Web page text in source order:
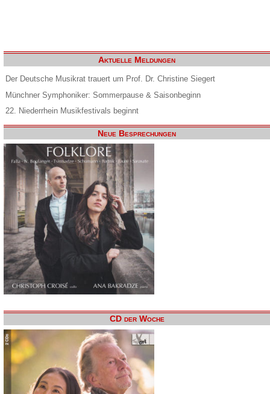
Aktuelle Meldungen
Der Deutsche Musikrat trauert um Prof. Dr. Christine Siegert
Münchner Symphoniker: Sommerpause & Saisonbeginn
22. Niederrhein Musikfestivals beginnt
Neue Besprechungen
CD der Woche